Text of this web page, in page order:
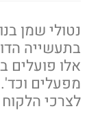
בנויים
הדורשות
במגוון
ניתן
ומשטר